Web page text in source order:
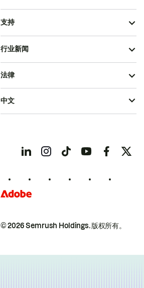
支持
行业新闻
© 2026 Semrush Holdings.版权所有。
法律
中文